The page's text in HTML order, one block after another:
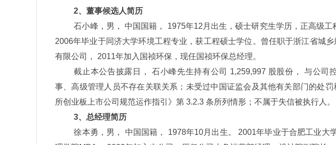
2、董事候选人简历
石小峰，男， 中国国籍，
1975年12 月出生，硕士研究生学历，正高级工
2006年毕业于同济大学环境工程专业，获工程硕士学位。曾任职于浙江省城
有限公司，
2011年加入国祯环保，现任国祯环保总经理。
截止本公告披露日， 石小峰先生持有公司
1,259,997 股股份， 与公司
事、高级管理人员不存在关联关系；未受过中国证监会及其他有关部门的处
所创业板上市公司规范运作指引》第 3.2.3 条所列情形；不属于失信被执行人。
3、总经理简历
徐本勇，男， 中国国籍，
1978年10月出生。 2001年毕业于合肥工业大